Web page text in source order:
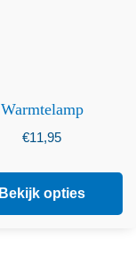
Warmtelamp
€11,95
Bekijk opties